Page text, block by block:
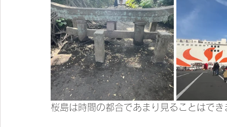
桜島は時間の都合であまり見ることはで